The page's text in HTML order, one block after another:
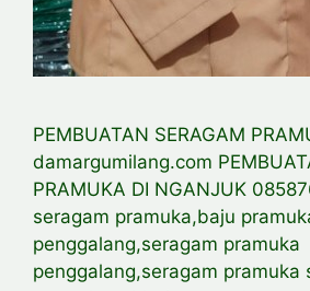
PEMBUATAN SERAGAM
damargumilang.com
PRAMUKA DI NGANJUK
seragam pramuka,baju
penggalang,seragam pramuka
penggalang,seragam pramuka